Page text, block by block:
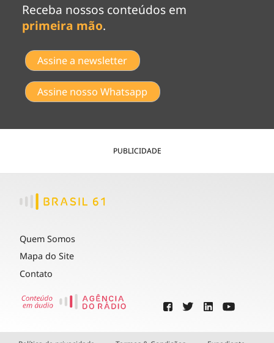
Receba nossos conteúdos em
primeira mão.
Assine a newsletter
Assine nosso Whatsapp
PUBLICIDADE
Quem Somos
Mapa do Site
Contato